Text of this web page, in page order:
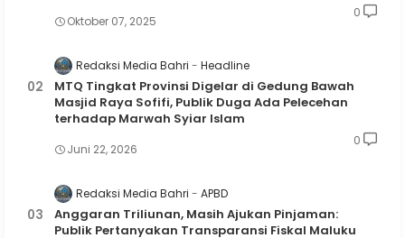
Oktober 07, 2025
0
Redaksi Media Bahri Headline
MTQ Tingkat Provinsi Digelar di Gedung Bawah
Masjid Raya Sofifi, Publik Duga Ada Pelecehan
terhadap Marwah Syiar Islam
Juni 22, 2026
0
Redaksi Media Bahri APBD
Anggaran Triliunan, Masih Ajukan Pinjaman:
Publik Pertanyakan Transparansi Fiskal Maluku